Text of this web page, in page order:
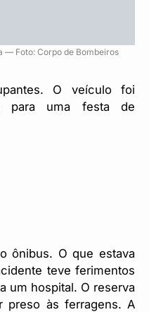
— Foto: Corpo de Bombeiros
O veículo foi
para uma festa de
ônibus. O que estava
teve ferimentos
um hospital. O reserva
preso às ferragens. A